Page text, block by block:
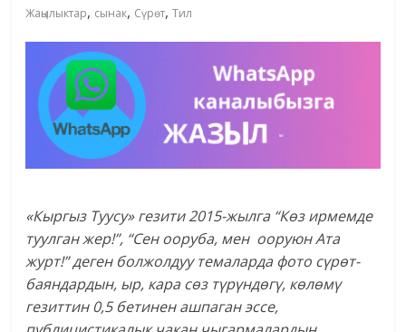
Жаңылыктар, сынак, Сүрөт,Тил
«Кыргыз Туусу» гезити 2015-жылга “Көз ирмемде
туулган жер!”, “Сен ооруба, мен ооруюн Ата
журт!” деген болжолдуу темаларда фото сүрөт-
баяндардын, ыр, кара сөз түрүндөгү, көлөмү
гезиттин 0,5 бетинен ашпаган эссе,